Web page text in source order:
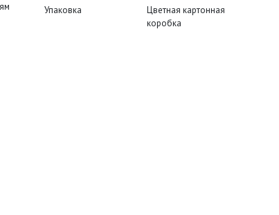
Упаковка
Цветная картонная
коробка